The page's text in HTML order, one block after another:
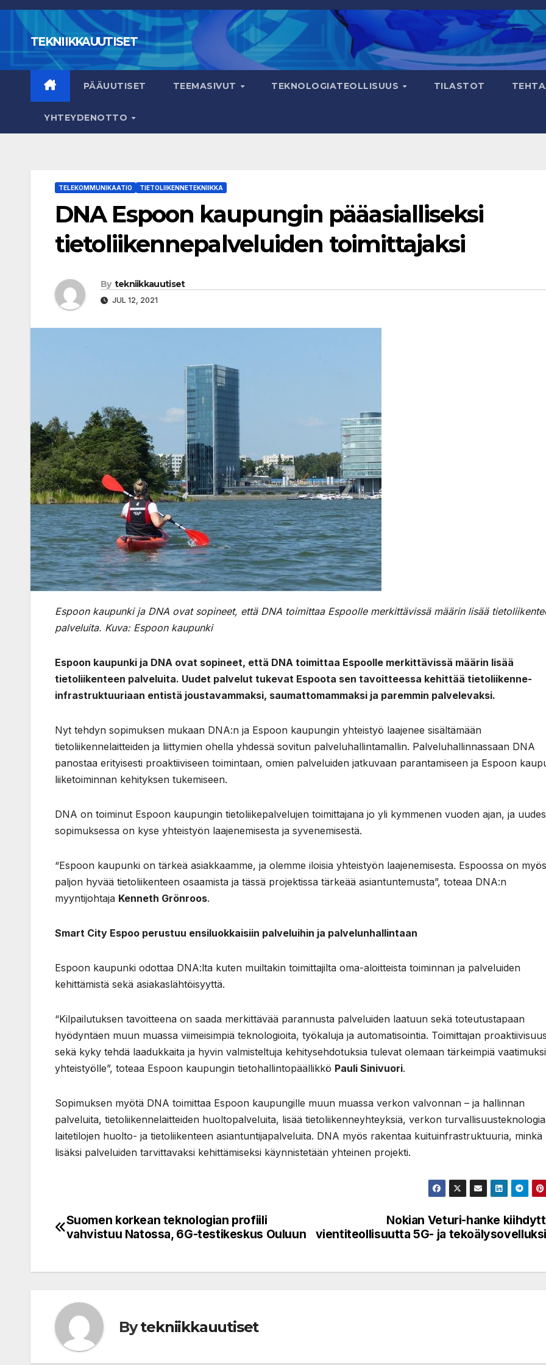
Skip
contentTEKNIIKKAUUTISET
PÄÄUUTISET TEEMASIVUT TEKNOLOGIATEOLLISUUS TILASTOT
YHTEYDENOTTO
TELEKOMMUNIKAATIO TIETOLIIKENNETEKNIIKKA
DNA Espoon kaupungin pääasialliseksi
tietoliikennepalveluiden toimittajaksi
By tekniikkauutiset
JUL 12, 2021
Espoon kaupunki ja DNA ovat sopineet, että DNA toimittaa Espoolle merkittävissä määrin lisää
palveluita. Kuva: Espoon kaupunki
Espoon kaupunki ja DNA ovat sopineet, että DNA toimittaa Espoolle merkittävissä määrin lisää
tietoliikenteen palveluita. Uudet palvelut tukevat Espoota sen tavoitteessa kehittää tietoliikenne-
infrastruktuuriaan entistä joustavammaksi, saumattomammaksi ja paremmin palvelevaksi.
Nyt tehdyn sopimuksen mukaan DNA:n ja Espoon kaupungin yhteistyö laajenee sisältämään
tietoliikennelaitteiden ja liittymien ohella yhdessä sovitun palveluhallintamallin. Palveluhallinnassaan DNA
panostaa erityisesti proaktiiviseen toimintaan, omien palveluiden jatkuvaan parantamiseen ja Espoon
liiketoiminnan kehityksen tukemiseen.
DNA on toiminut Espoon kaupungin tietoliikepalvelujen toimittajana jo yli kymmenen vuoden ajan, ja
sopimuksessa on kyse yhteistyön laajenemisesta ja syvenemisestä.
“Espoon kaupunki on tärkeä asiakkaamme, ja olemme iloisia yhteistyön laajenemisesta. Espoossa on myös
paljon hyvää tietoliikenteen osaamista ja tässä projektissa tärkeää asiantuntemusta”, toteaa DNA:n
myyntijohtaja Kenneth Grönroos.
Smart City Espoo perustuu ensiluokkaisiin palveluihin ja palvelunhallintaan
Espoon kaupunki odottaa DNA:lta kuten muiltakin toimittajilta oma-aloitteista toiminnan ja palveluiden
kehittämistä sekä asiakaslähtöisyyttä.
“Kilpailutuksen tavoitteena on saada merkittävää parannusta palveluiden laatuun sekä toteutustapaan
hyödyntäen muun muassa viimeisimpiä teknologioita, työkaluja ja automatisointia. Toimittajan proaktiivisuus
sekä kyky tehdä laadukkaita ja hyvin valmisteltuja kehitysehdotuksia tulevat olemaan tärkeimpiä
yhteistyölle”, toteaa Espoon kaupungin tietohallintopäällikkö Pauli Sinivuori.
Sopimuksen myötä DNA toimittaa Espoon kaupungille muun muassa verkon valvonnan – ja hallinnan
palveluita, tietoliikennelaitteiden huoltopalveluita, lisää tietoliikenneyhteyksiä, verkon
laitetilojen huolto- ja tietoliikenteen asiantuntijapalveluita. DNA myös rakentaa kuituinfrastruktuuria, minkä
lisäksi palveluiden tarvittavaksi kehittämiseksi käynnistetään yhteinen projekti.
Post
Nokian Veturi-hanke
vientiteollisuutta 5G- ja
Suomen korkean teknologian profiili
vahvistuu Natossa, 6G-testikeskus Ouluun
Bytekniikkauutiset